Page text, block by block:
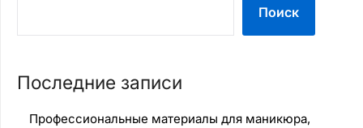
Поиск
Последние записи
Профессиональные материалы для маникюра,